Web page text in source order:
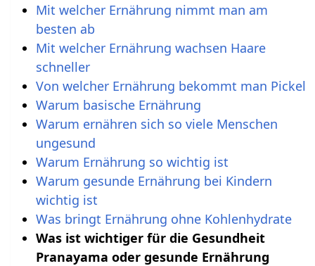
Mit welcher Ernährung nimmt man am
besten ab
Mit welcher Ernährung wachsen Haare
schneller
Von welcher Ernährung bekommt man Pickel
Warum basische Ernährung
Warum ernähren sich so viele Menschen
ungesund
Warum Ernährung so wichtig ist
Warum gesunde Ernährung bei Kindern
wichtig ist
Was bringt Ernährung ohne Kohlenhydrate
Was ist wichtiger für die Gesundheit
Pranayama oder gesunde Ernährung